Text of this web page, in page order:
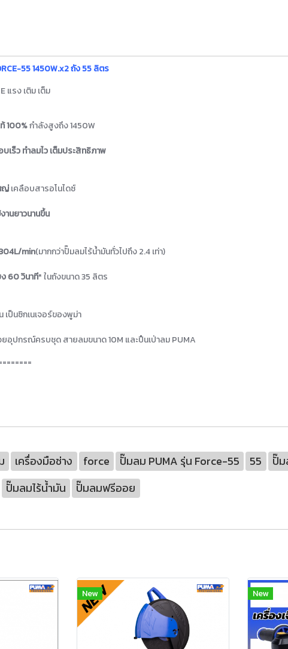
55 1450W.x2 ถัง 55 ลิตร
แรง เติม เต็ม
100%กำลังสูงถึง 1450W
บเร็ว ทำลมไว เต็มประสิทธิภาพ
ญ่เคลือบสารอโนไดซ์
านยาวนานขึ้น
min(มากกว่าปั๊มลมไร้น้ำมันทั่วไปถึง 2.4 เท่า)
ง 60 วินาที* ในถังขนาด 35 ลิตร
เป็นซิกเนเจอร์ของพูม่า
ยอุปกรณ์ครบชุด สายลมขนาด 10M และปืนเป่าลม PUMA
เครื่องมือช่าง force ปั๊มลม PUMA รุ่น Force-55 55
ปั๊ม
ปั๊มลมไร้น้ำมัน ปั๊มลมฟรีออย
New New